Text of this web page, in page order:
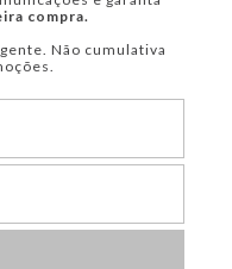
compra.
Não cumulativa